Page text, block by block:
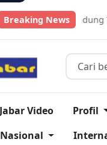
Breaking News
Tembus Pasar Global
Video Profil
Nasional